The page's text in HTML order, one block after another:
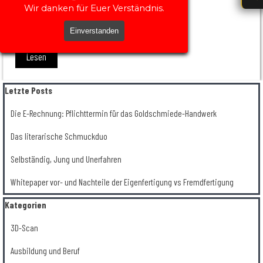
Wir danken für Euer Verständnis.
Einverstanden
Lesen
Block überspringen Letzte Posts
Letzte Posts
Die E-Rechnung: Pflichttermin für das Goldschmiede-Handwerk
Das literarische Schmuckduo
Selbständig, Jung und Unerfahren
Whitepaper vor- und Nachteile der Eigenfertigung vs Fremdfertigung
Block überspringen Kategorien
Kategorien
3D-Scan
Ausbildung und Beruf